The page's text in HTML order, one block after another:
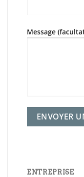
Message
ENTREPRISE